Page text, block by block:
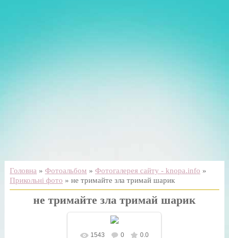
Головна » Фотоальбом » Фотогалерея сайту - knopa.info »
Прикольні фото » не тримайте зла тримай шарик
не тримайте зла тримай шарик
У реальному розмірі
1543 0 0.0